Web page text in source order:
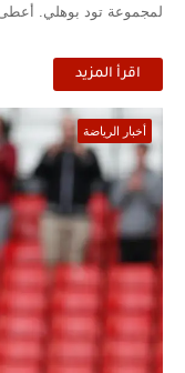
لمجموعة تود بوهلي. أعطى
اقرأ المزيد
أخبار الرياضة